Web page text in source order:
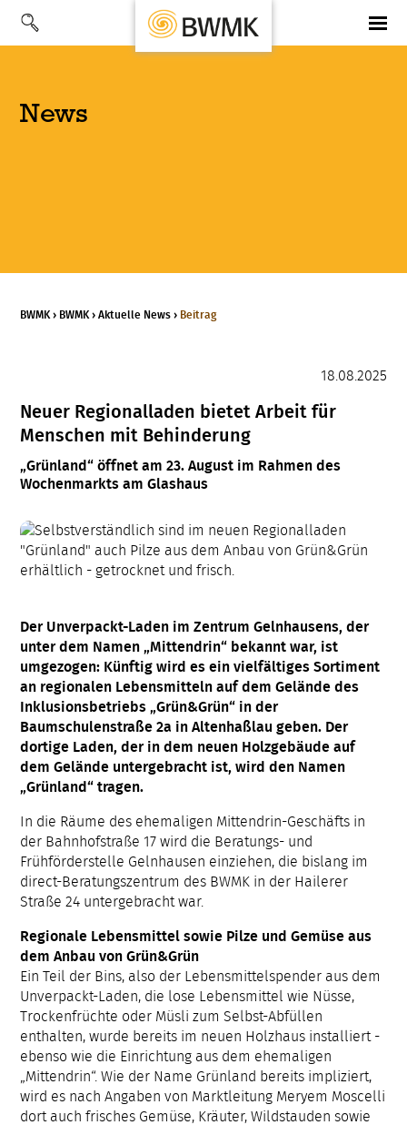
News
BWMK › BWMK ›Aktuelle News › Beitrag
18.08.2025
Neuer Regionalladen bietet Arbeit für
Menschen mit Behinderung
„Grünland“ öffnet am 23. August im Rahmen des
Wochenmarkts am Glashaus
Der Unverpackt-Laden im Zentrum Gelnhausens, der
unter dem Namen „Mittendrin“ bekannt war, ist
umgezogen: Künftig wird es ein vielfältiges Sortiment
an regionalen Lebensmitteln auf dem Gelände des
Inklusionsbetriebs „Grün&Grün“ in der
Baumschulenstraße 2a in Altenhaßlau geben. Der
dortige Laden, der in dem neuen Holzgebäude auf
dem Gelände untergebracht ist, wird den Namen
„Grünland“ tragen.
In die Räume des ehemaligen Mittendrin-Geschäfts in
der Bahnhofstraße 17 wird die Beratungs- und
Frühförderstelle Gelnhausen einziehen, die bislang im
direct-Beratungszentrum des BWMK in der Hailerer
Straße 24 untergebracht war.
Regionale Lebensmittel sowie Pilze und Gemüse aus
dem Anbau von Grün&Grün
Ein Teil der Bins, also der Lebensmittelspender aus dem
Unverpackt-Laden, die lose Lebensmittel wie Nüsse,
Trockenfrüchte oder Müsli zum Selbst-Abfüllen
enthalten, wurde bereits im neuen Holzhaus installiert -
ebenso wie die Einrichtung aus dem ehemaligen
„Mittendrin“. Wie der Name Grünland bereits impliziert,
wird es nach Angaben von Marktleitung Meryem Moscelli
dort auch frisches Gemüse, Kräuter, Wildstauden sowie